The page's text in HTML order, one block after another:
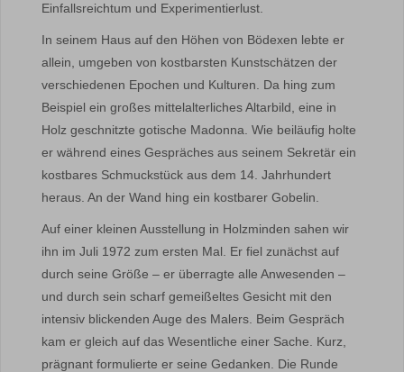
Einfallsreichtum und Experimentierlust.
In seinem Haus auf den Höhen von Bödexen lebte er
allein, umgeben von kostbarsten Kunstschätzen der
verschiedenen Epochen und Kulturen. Da hing zum
Beispiel ein großes mittelalterliches Altarbild, eine in
Holz geschnitzte gotische Madonna. Wie beiläufig holte
er während eines Gespräches aus seinem Sekretär ein
kostbares Schmuckstück aus dem 14. Jahrhundert
heraus. An der Wand hing ein kostbarer Gobelin.
Auf einer kleinen Ausstellung in Holzminden sahen wir
ihn im Juli 1972 zum ersten Mal. Er fiel zunächst auf
durch seine Größe – er überragte alle Anwesenden –
und durch sein scharf gemeißeltes Gesicht mit den
intensiv blickenden Auge des Malers. Beim Gespräch
kam er gleich auf das Wesentliche einer Sache. Kurz,
prägnant formulierte er seine Gedanken. Die Runde